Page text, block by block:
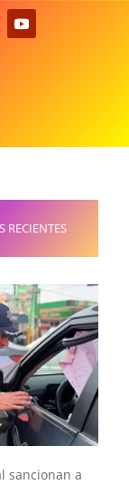
RECIENTES
sancionan a